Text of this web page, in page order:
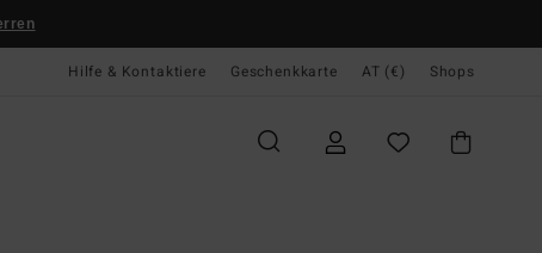
Hilfe & Kontaktiere Geschenkkarte AT (€) Shops